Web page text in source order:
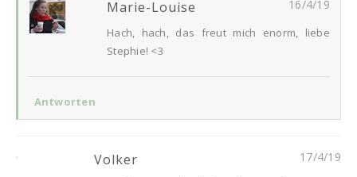
Marie-Louise 16/4/19
Hach, hach, das freut mich enorm, liebe
Stephie! <3
Antworten
Volker 17/4/19